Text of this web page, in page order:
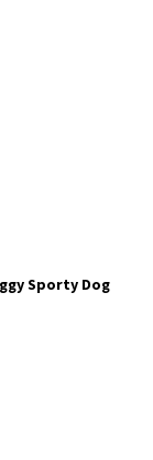
Sporty Dog